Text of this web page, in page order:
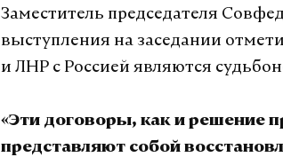
Заместитель председателя
выступления на заседании
и ЛНР с Россией являются
«Эти договоры, как и решение
представляют собой